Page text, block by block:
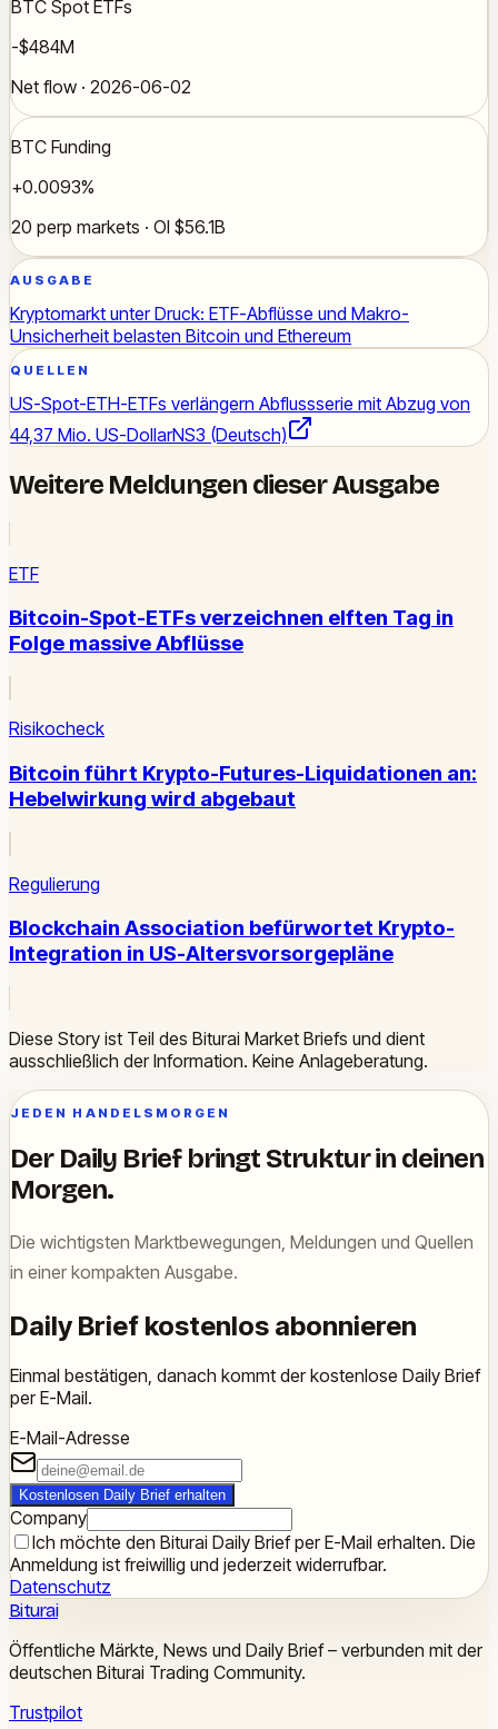
BTC Spot ETFs
-$484M
Net flow · 2026-06-02
BTC Funding
+0.0093%
20 perp markets · OI $56.1B
AUSGABE
Kryptomarkt unter Druck: ETF-Abflüsse und Makro-
Unsicherheit belasten Bitcoin und Ethereum
QUELLEN
US-Spot-ETH-ETFs verlängern Abflussserie mit Abzug von
44,37 Mio. US-DollarNS3 (Deutsch)
Weitere Meldungen dieser Ausgabe
ETF
Bitcoin-Spot-ETFs verzeichnen elften Tag in
Folge massive Abflüsse
Risikocheck
Bitcoin führt Krypto-Futures-Liquidationen an:
Hebelwirkung wird abgebaut
Regulierung
Blockchain Association befürwortet Krypto-
Integration in US-Altersvorsorgepläne
Diese Story ist Teil des Biturai Market Briefs und dient
ausschließlich der Information. Keine Anlageberatung.
JEDEN HANDELSMORGEN
Der Daily Brief bringt Struktur in deinen
Morgen.
Die wichtigsten Marktbewegungen, Meldungen und Quellen
in einer kompakten Ausgabe.
Daily Brief kostenlos abonnieren
Einmal bestätigen, danach kommt der kostenlose Daily Brief
per E-Mail.
E-Mail-Adresse
Kostenlosen Daily Brief erhalten
Company
Ich möchte den Biturai Daily Brief per E-Mail erhalten. Die
Anmeldung ist freiwillig und jederzeit widerrufbar.
Datenschutz
Biturai
Öffentliche Märkte, News und Daily Brief – verbunden mit der
deutschen Biturai Trading Community.
Trustpilot